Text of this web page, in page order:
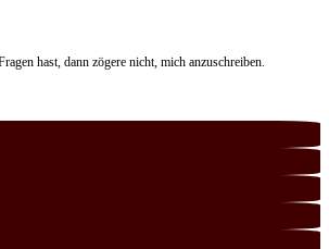
hast, dann zögere nicht, mich anzuschreiben.